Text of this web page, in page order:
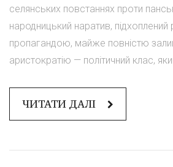
селянських повстаннях проти
народницький наратив,
пропагандою, майже повністю
аристократію — політичний клас,
ЧИТАТИ ДАЛІ